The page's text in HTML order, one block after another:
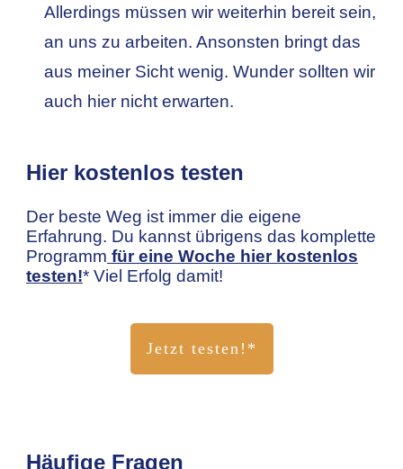
Allerdings müssen wir weiterhin bereit sein,
an uns zu arbeiten. Ansonsten bringt das
aus meiner Sicht wenig. Wunder sollten wir
auch hier nicht erwarten.
Hier kostenlos testen
Der beste Weg ist immer die eigene
Erfahrung. Du kannst übrigens das komplette
Programm für eine Woche hier kostenlos
testen!* Viel Erfolg damit!
Jetzt testen!*
Häufige Fragen